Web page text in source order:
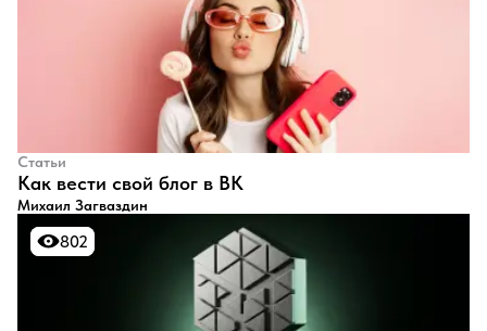
Статьи
​Как вести свой блог в ВК
Михаил Загваздин
802
802